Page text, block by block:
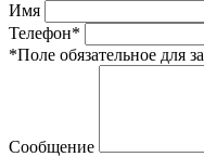
Имя
Телефон*
*Поле обязательное для
Сообщение